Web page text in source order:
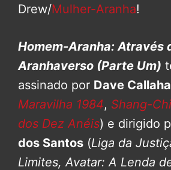
Drew/Mulher-Aranha!
Homem-Aranha: Através
Aranhaverso (Parte Um)
assinado por Dave
Maravilha 1984, Shang-
dos Dez Anéis) e dirigido
dos Santos (Liga da
Limites, Avatar: A Lenda